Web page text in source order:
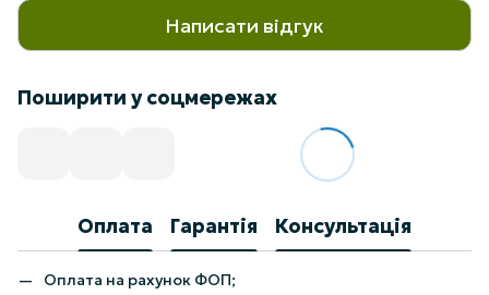
Написати відгук
Поширити у соцмережах
Оплата Гарантія Консультація
Оплата на рахунок ФОП;